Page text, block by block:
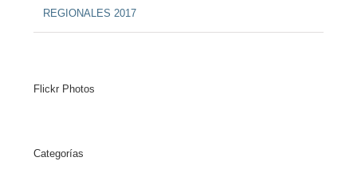
REGIONALES 2017
Flickr Photos
Categorías